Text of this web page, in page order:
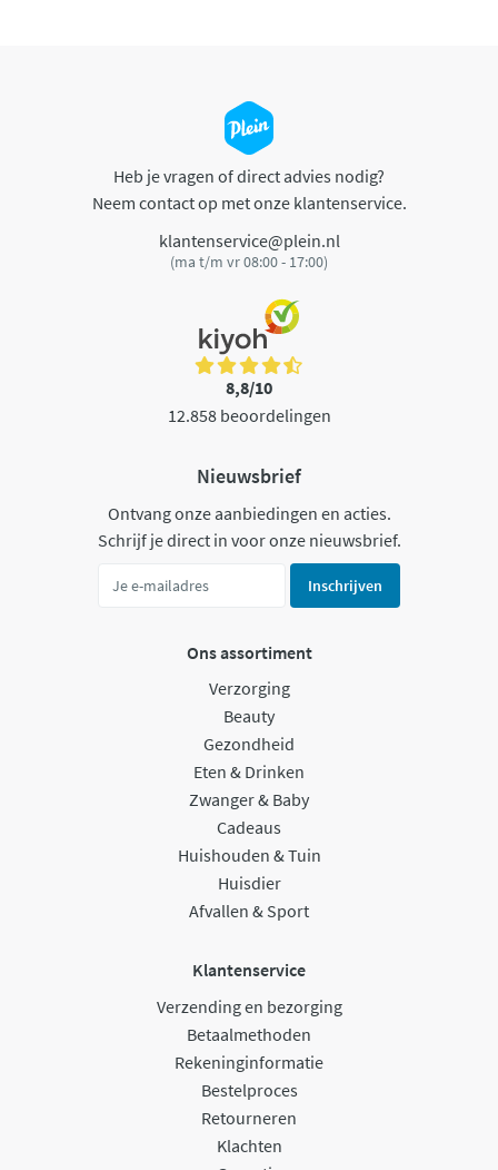
Heb je vragen of direct advies nodig?
Neem contact op met onze klantenservice.
klantenservice@plein.nl
(ma t/m vr 08:00 - 17:00)
8,8/10
12.858 beoordelingen
Nieuwsbrief
Ontvang onze aanbiedingen en acties.
Schrijf je direct in voor onze nieuwsbrief.
Inschrijven
Ons assortiment
Verzorging
Beauty
Gezondheid
Eten & Drinken
Zwanger & Baby
Cadeaus
Huishouden & Tuin
Huisdier
Afvallen & Sport
Klantenservice
Verzending en bezorging
Betaalmethoden
Rekeninginformatie
Bestelproces
Retourneren
Klachten